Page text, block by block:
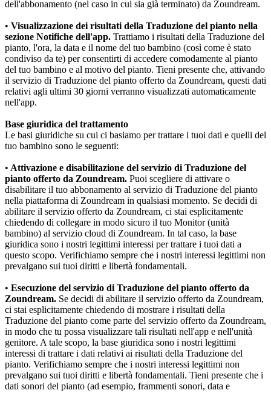
dell'abbonamento (nel caso in cui sia già terminato) da Zoundream.
• Visualizzazione dei risultati della Traduzione del pianto nella
sezione Notifiche dell'app. Trattiamo i risultati della Traduzione del
pianto, l'ora, la data e il nome del tuo bambino (così come è stato
condiviso da te) per consentirti di accedere comodamente al pianto
del tuo bambino e al motivo del pianto. Tieni presente che, attivando
il servizio di Traduzione del pianto offerto da Zoundream, questi dati
relativi agli ultimi 30 giorni verranno visualizzati automaticamente
nell'app.
Base giuridica del trattamento
Le basi giuridiche su cui ci basiamo per trattare i tuoi dati e quelli del
tuo bambino sono le seguenti:
• Attivazione e disabilitazione del servizio di Traduzione del
pianto offerto da Zoundream. Puoi scegliere di attivare o
disabilitare il tuo abbonamento al servizio di Traduzione del pianto
nella piattaforma di Zoundream in qualsiasi momento. Se decidi di
abilitare il servizio offerto da Zoundream, ci stai esplicitamente
chiedendo di collegare in modo sicuro il tuo Monitor (unità
bambino) al servizio cloud di Zoundream. In tal caso, la base
giuridica sono i nostri legittimi interessi per trattare i tuoi dati a
questo scopo. Verifichiamo sempre che i nostri interessi legittimi non
prevalgano sui tuoi diritti e libertà fondamentali.
• Esecuzione del servizio di Traduzione del pianto offerto da
Zoundream. Se decidi di abilitare il servizio offerto da Zoundream,
ci stai esplicitamente chiedendo di mostrare i risultati della
Traduzione del pianto come parte del servizio offerto da Zoundream,
in modo che tu possa visualizzare tali risultati nell'app e nell'unità
genitore. A tale scopo, la base giuridica sono i nostri legittimi
interessi di trattare i dati relativi ai risultati della Traduzione del
pianto. Verifichiamo sempre che i nostri interessi legittimi non
prevalgano sui tuoi diritti e libertà fondamentali. Tieni presente che i
dati sonori del pianto (ad esempio, frammenti sonori, data e